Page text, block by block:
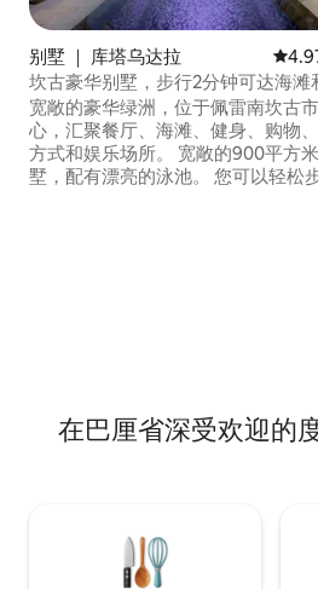
别墅 ｜ 库塔乌达拉 平均
坎古豪华别墅，步行2分钟可达海滩
场所
宽敞的豪华绿洲，位于佩雷南坎古
心，汇聚餐厅、海滩、健身、购物
方式和娱乐场所。 宽敞的900平方
墅，配有漂亮的泳池。 您可以轻松
在巴厘省深受欢迎的